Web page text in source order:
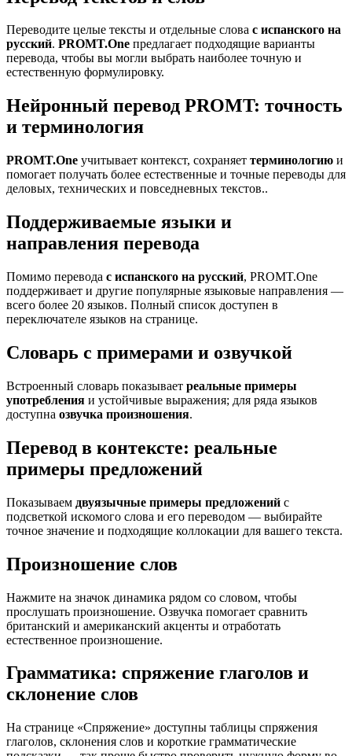
Переводите целые тексты и отдельные слова с испанского на
русский. PROMT.One предлагает подходящие варианты
перевода, чтобы вы могли выбрать наиболее точную и
естественную формулировку.
Нейронный перевод PROMT: точность
и терминология
PROMT.One учитывает контекст, сохраняет терминологию и
помогает получать более естественные и точные переводы для
деловых, технических и повседневных текстов..
Поддерживаемые языки и
направления перевода
Помимо перевода с испанского на русский, PROMT.One
поддерживает и другие популярные языковые направления —
всего более 20 языков. Полный список доступен в
переключателе языков на странице.
Словарь с примерами и озвучкой
Встроенный словарь показывает реальные примеры
употребления и устойчивые выражения; для ряда языков
доступна озвучка произношения.
Перевод в контексте: реальные
примеры предложений
Показываем двуязычные примеры предложений с
подсветкой искомого слова и его переводом — выбирайте
точное значение и подходящие коллокации для вашего текста.
Произношение слов
Нажмите на значок динамика рядом со словом, чтобы
прослушать произношение. Озвучка помогает сравнить
британский и американский акценты и отработать
естественное произношение.
Грамматика: спряжение глаголов и
склонение слов
На странице «Спряжение» доступны таблицы спряжения
глаголов, склонения слов и короткие грамматические